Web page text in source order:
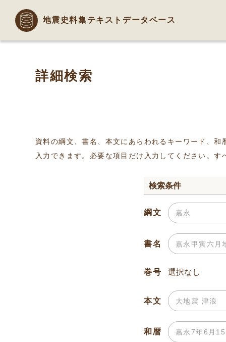
地震史料集テキストデータベース
詳細検索
資料の綱文、書名、本文にあらわれるキーワード、
入力できます。必要な項目だけ入力してください。
検索条件
綱文
書名
巻号
本文
和暦